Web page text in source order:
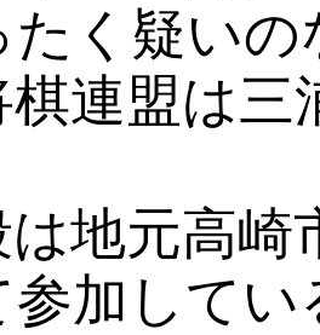
たく疑い
棋連盟は
は地元高
加して